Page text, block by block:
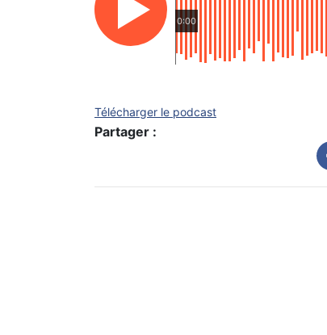
0:00
Télécharger le podcast
Partager :